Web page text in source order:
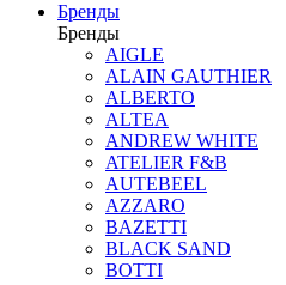
Бренды
Бренды
AIGLE
ALAIN GAUTHIER
ALBERTO
ALTEA
ANDREW WHITE
ATELIER F&B
AUTEBEEL
AZZARO
BAZETTI
BLACK SAND
BOTTI